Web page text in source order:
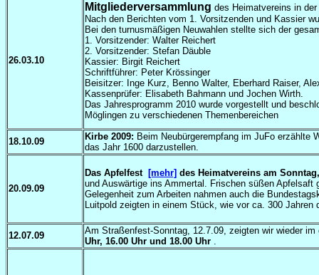
26.03.10
Mitgliederversammlung des Heimatvereins in
Nach den Berichten vom 1. Vorsitzenden und Kassier
Bei den turnusmäßigen Neuwahlen stellte sich der
1. Vorsitzender: Walter Reichert
2. Vorsitzender: Stefan Däuble
Kassier: Birgit Reichert
Schriftführer: Peter Krössinger
Beisitzer: Inge Kurz, Benno Walter, Eberhard Raiser,
Kassenprüfer: Elisabeth Bahmann und Jochen Wirth.
Das Jahresprogramm 2010 wurde vorgestellt und
Möglingen zu verschiedenen Themenbereichen
18.10.09 Kirbe 2009: Beim Neubürgerempfang im JuFo erzählte
das Jahr 1600 darzustellen.
20.09.09
Das Apfelfest [mehr] des Heimatvereins am
und Auswärtige ins Ammertal. Frischen süßen
Gelegenheit zum Arbeiten nahmen auch die
Luitpold zeigten in einem Stück, wie vor ca. 300
12.07.09
Am Straßenfest-Sonntag, 12.7.09, zeigten wir wieder
Uhr, 16.00 Uhr und 18.00 Uhr .